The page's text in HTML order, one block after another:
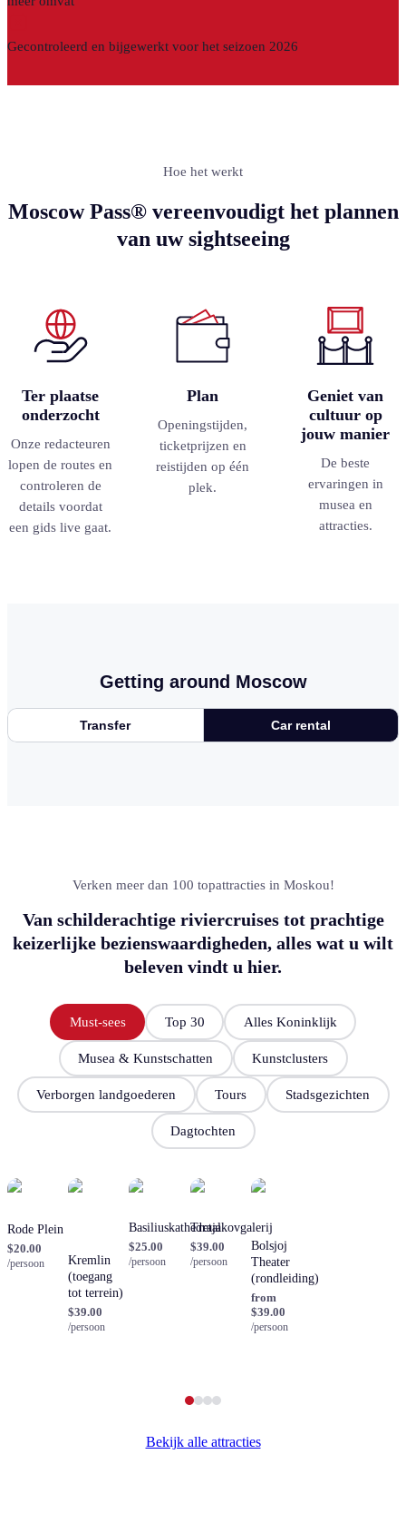
Gecontroleerd en bijgewerkt voor het seizoen 2026
Hoe het werkt
Moscow Pass® vereenvoudigt het plannen
van uw sightseeing
Ter plaatse
onderzocht
Onze redacteuren
lopen de routes en
controleren de
details voordat
een gids live gaat.
Plan
Openingstijden,
ticketprijzen en
reistijden op één
plek.
Geniet van
cultuur op
jouw manier
De beste
ervaringen in
musea en
attracties.
Getting around Moscow
Transfer Car rental
Verken meer dan 100 topattracties in Moskou!
Van schilderachtige riviercruises tot prachtige
keizerlijke bezienswaardigheden, alles wat u wilt
beleven vindt u hier.
Must-sees Top 30 Alles Koninklijk
Musea & Kunstschatten Kunstclusters
Verborgen landgoederen Tours Stadsgezichten
Dagtochten
Rode Plein
$20.00
/persoon
Kremlin
(toegang
tot terrein)
$39.00
/persoon
Basiliuskathedraal
$25.00
/persoon
Tretjakovgalerij
$39.00
/persoon
Bolsjoj
Theater
(rondleiding)
from
$39.00
/persoon
Bekijk alle attracties